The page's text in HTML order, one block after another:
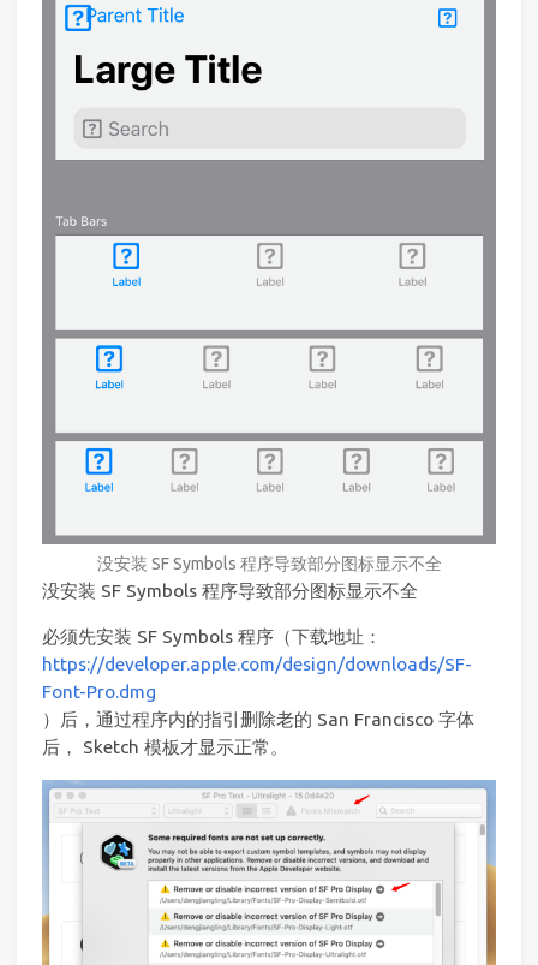
没安装 SF Symbols 程序导致部分图标显示不全
没安装 SF Symbols 程序导致部分图标显示不全
必须先安装 SF Symbols 程序（下载地址：
https://developer.apple.com/design/downloads/SF-
Font-Pro.dmg
）后，通过程序内的指引删除老的 San Francisco 字体
后， Sketch 模板才显示正常。